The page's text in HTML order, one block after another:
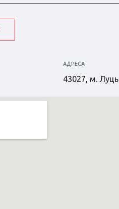
АДРЕСА
43027, м.